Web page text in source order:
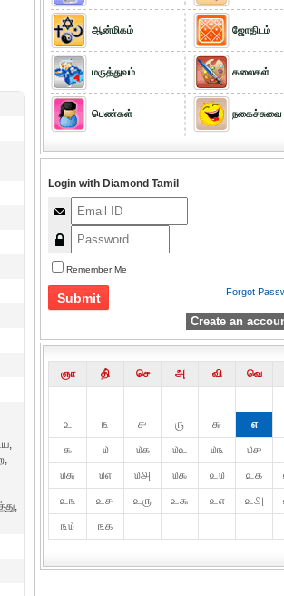
ஆன்மிகம்
மருத்துவம்
பெண்கள்
ஜோதிடம்
கலைகள்
நகைச்சுவை
Login with Diamond Tamil
Remember Me
Forgot
Create an
ஞா தி் செ அ வி வெ
௨
௩ ௪ ௫ ௬ ௭
௯
௰ ௰௧ ௰௨ ௰௩ ௰௪
௰௬
௰௭ ௰௮ ௰௯ ௨௰ ௨௧
௨௩
௨௪ ௨௫ ௨௬ ௨௭ ௨௮
௩௰
௩௧